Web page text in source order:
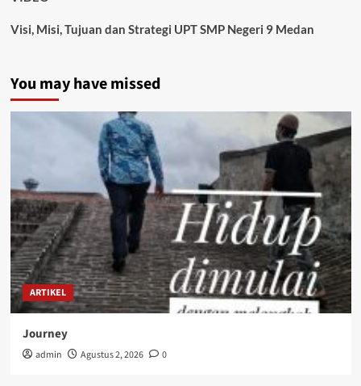
Visi, Misi, Tujuan dan Strategi UPT SMP Negeri 9 Medan
You may have missed
ARTIKEL
Journey
admin Agustus 2, 2026 0